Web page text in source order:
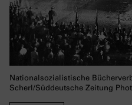
Nationalsozialistische
Scherl/Süddeutsche Zeitung